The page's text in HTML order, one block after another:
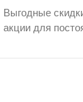
Выгодные
акции для